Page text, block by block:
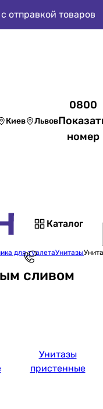
отправкой товаров
Киев Львов
0800
номер
Каталог
для туалетаУнитазы
сливом
Унитазы
пристенные